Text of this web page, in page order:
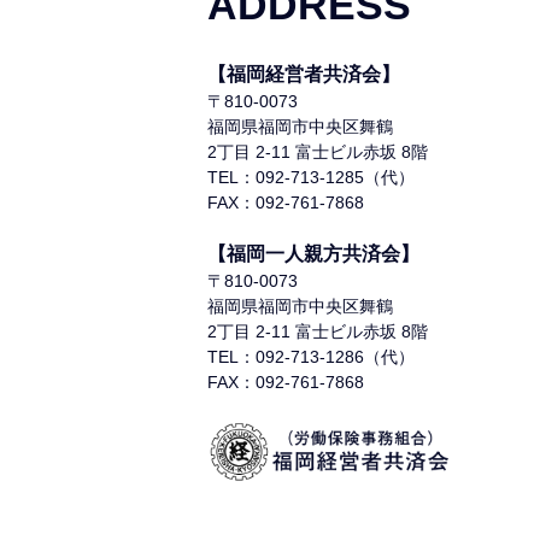
【福岡経営者共済会】
〒810-0073
福岡県福岡市中央区舞鶴
2丁目 2-11 富士ビル赤坂 8階
TEL：092-713-1285（代）
FAX：092-761-7868
【福岡一人親方共済会】
〒810-0073
福岡県福岡市中央区舞鶴
2丁目 2-11 富士ビル赤坂 8階
TEL：092-713-1286（代）
FAX：092-761-7868